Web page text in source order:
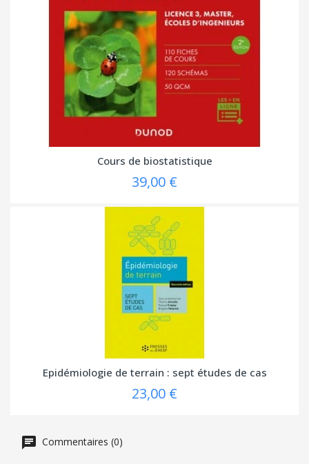
Cours de biostatistique
39,00 €
Epidémiologie de terrain : sept études de cas
23,00 €
Commentaires (0)